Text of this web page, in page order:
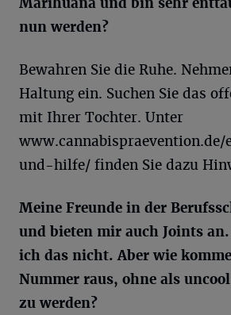
Marihuana und bin sehr
nun werden?
Bewahren Sie die Ruhe.
Haltung ein. Suchen Sie das
mit Ihrer Tochter. Unter
und-hilfe/ finden Sie dazu
Meine Freunde in der
und bieten mir auch Joints
ich das nicht. Aber wie
Nummer raus, ohne als
zu werden?